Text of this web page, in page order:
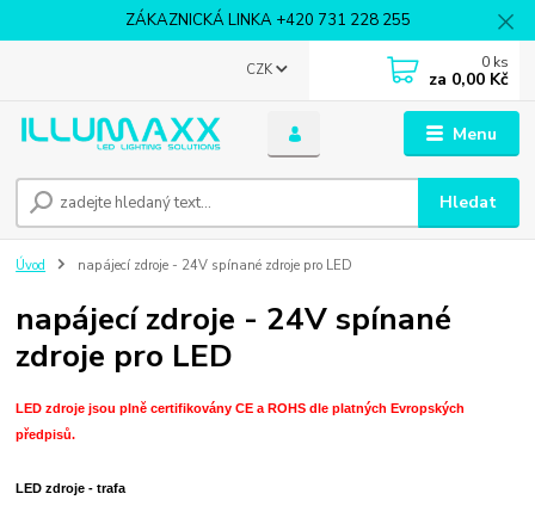
ZÁKAZNICKÁ LINKA +420 731 228 255
Menu
CZK
Hledat
0 ks
za 0,00 Kč
Úvod napájecí zdroje - 24V spínané zdroje pro LED
napájecí zdroje - 24V spínané
zdroje pro LED
LED zdroje jsou plně certifikovány CE a ROHS dle platných Evropských
předpisů.
LED zdroje - trafa